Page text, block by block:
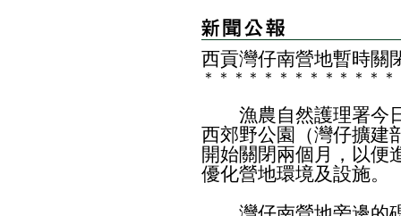
西貢灣仔南營地暫時關
＊ ＊ ＊ ＊ ＊ ＊ ＊ ＊ ＊ ＊ ＊ ＊ ＊
漁農自然護理署今日
西郊野公園（灣仔擴建
開始關閉兩個月，以便
優化營地環境及設施。